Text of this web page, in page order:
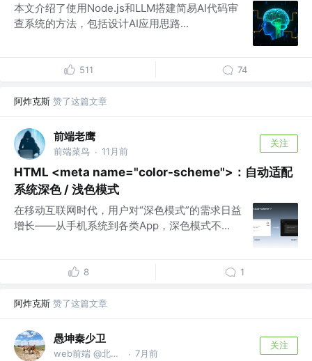
本文介绍了使用Node.js和LLM搭建简易AI代码审
查系统的方法，包括设计AI应用思路...
511 74
阿炸克斯 赞了这篇文章
前端老鹰
前端菜鸟 · 11月前
关注
HTML <meta name="color-scheme">：自动适配
系统深色 / 浅色模式
在移动互联网时代，用户对“深色模式”的需求日益
增长——从手机系统到各类App，深色模式不...
8 1
阿炸克斯 赞了这篇文章
愚坤秦少卫
web前端 @北京迅单科技有限公司 · 7月前
关注